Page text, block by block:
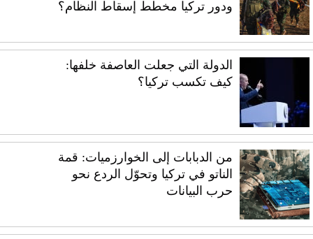
ودور تركيا مخطط إسقاط النظام؟
الدولة التي جعلت العاصفة خلفها:
كيف تكسب تركيا؟
من الدبابات إلى الخوارزميات: قمة
الناتو في تركيا وتحوّل الردع نحو
حرب البيانات